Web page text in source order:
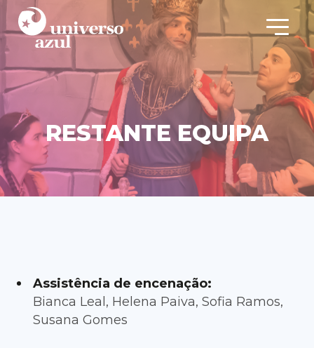
RESTANTE EQUIPA
Assistência de encenação:
Bianca Leal, Helena Paiva, Sofia Ramos,
Susana Gomes